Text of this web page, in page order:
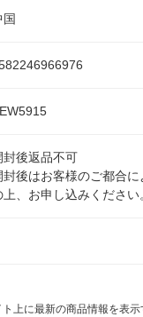
国
封後返品不可
封後はお客様のご都合
上、お申し込みください
上に最新の商品情報を表